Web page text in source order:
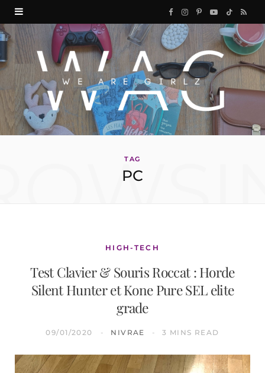
F
a
c
e
b
o
I
n
s
a
P
n
e
Y
o
u
u
T
i
k
R
S
TAG
PC
HIGH-TECH
Test Clavier & Souris Roccat : Horde
Silent Hunter et Kone Pure SEL elite
grade
09/01/2020 NIVRAE 3 MINS READ